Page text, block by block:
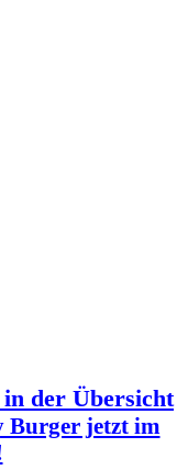
der Übersicht
Burger jetzt im